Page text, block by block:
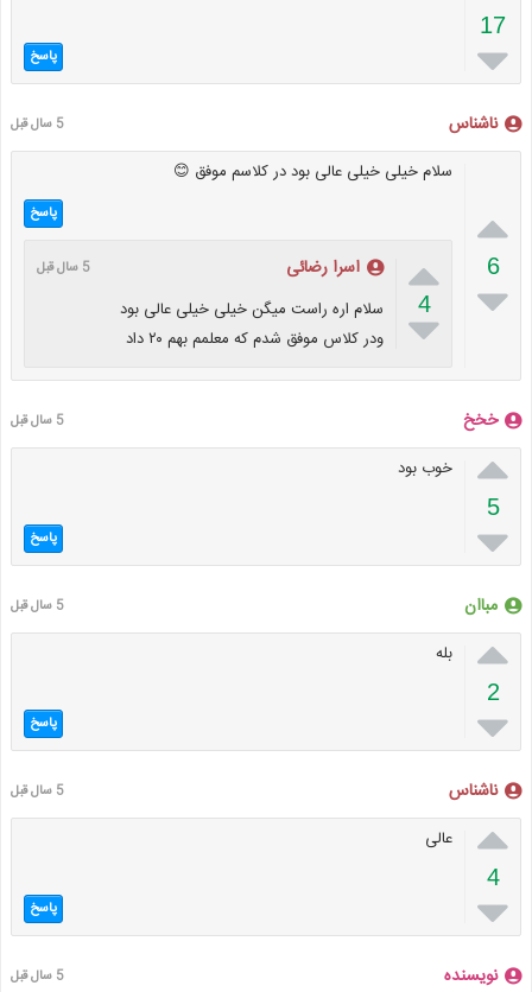
17
 پاسخ
ناشناس 5 سال قبل

6

سلام خیلی خیلی عالی بود در کلاسم موفق 😊
پاسخ

4

اسرا رضائی 5 سال قبل
سلام اره راست میگن خیلی خیلی عالی بود
ودر کلاس موفق شدم که معلمم بهم ۲۰ داد
خخخ 5 سال قبل

5

خوب بود
پاسخ
مباان 5 سال قبل

2

بله
پاسخ
ناشناس 5 سال قبل

4

عالی
پاسخ
نویسنده 5 سال قبل